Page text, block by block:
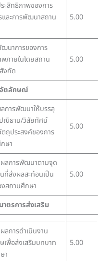
ะสิทธิภาพของการ
และการพัฒนาสถาน
5.00
นาการของการ
ภายในโดยสถาน
งกัด
5.00
ตลักษณ์
การพัฒนาให้บรรลุ
ณิธาน/วิสัยทัศน์
ถุประสงค์ของการ
ษา
5.00
ลการพัฒนาตามจุด
ที่ส่งผลสะท้อนเป็น
สถานศึกษา
5.00
ตรการส่งเสริม
ลการดำเนินงาน
เพื่อส่งเสริมบทบาท
า
5.00